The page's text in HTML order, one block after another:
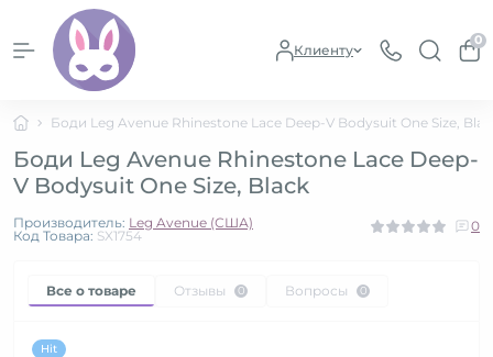
Клиенту
0
Боди Leg Avenue Rhinestone Lace Deep-V Bodysuit One Size,
Боди Leg Avenue Rhinestone Lace Deep-
V Bodysuit One Size, Black
Производитель: Leg Avenue (США)
Код Товара: SX1754
0
Все о товаре Отзывы 0 Вопросы 0
Hit